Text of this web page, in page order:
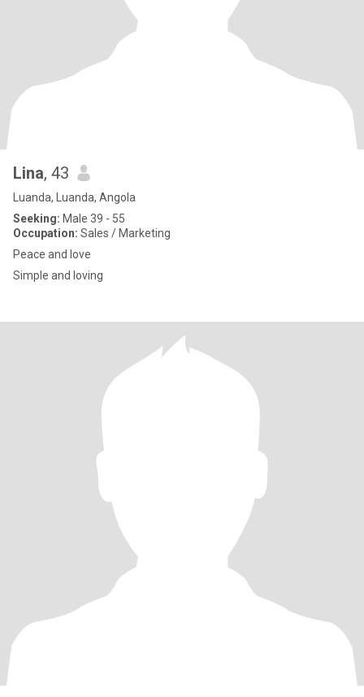
Lina, 43
Luanda, Luanda, Angola
Seeking: Male 39 - 55
Occupation: Sales / Marketing
Peace and love
Simple and loving